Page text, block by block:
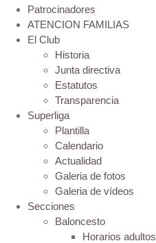
Patrocinadores
ATENCION FAMILIAS
El Club
Historia
Junta directiva
Estatutos
Transparencia
Superliga
Plantilla
Calendario
Actualidad
Galeria de fotos
Galeria de vídeos
Secciones
Baloncesto
Horarios adultos